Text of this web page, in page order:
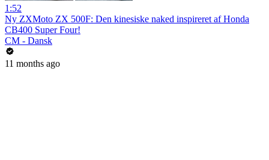
1:52
Ny ZXMoto ZX 500F: Den kinesiske naked inspireret af Honda
CB400 Super Four!
CM - Dansk
11 months ago